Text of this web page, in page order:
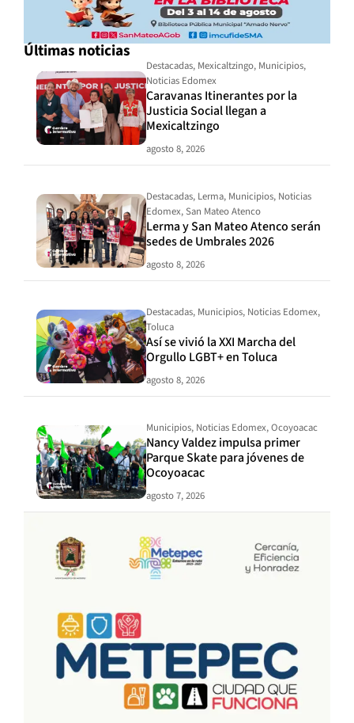
Últimas noticias
Destacadas, Mexicaltzingo, Municipios,
Noticias Edomex
Caravanas Itinerantes por la
Justicia Social llegan a
Mexicaltzingo
agosto 8, 2026
Destacadas, Lerma, Municipios, Noticias
Edomex,San Mateo Atenco
Lerma y San Mateo Atenco serán
sedes de Umbrales 2026
agosto 8, 2026
Destacadas, Municipios, Noticias Edomex,
Toluca
Así se vivió la XXI Marcha del
Orgullo LGBT+ en Toluca
agosto 8, 2026
Municipios, Noticias Edomex,Ocoyoacac
Nancy Valdez impulsa primer
Parque Skate para jóvenes de
Ocoyoacac
agosto 7, 2026